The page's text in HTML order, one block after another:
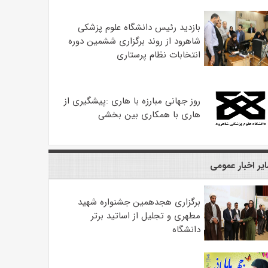
بازدید رئیس دانشگاه علوم پزشکی
شاهرود از روند برگزاری ششمین دوره
انتخابات نظام پرستاری
روز جهانی مبارزه با هاری :پیشگیری از
هاری با همکاری بین بخشی
اخبار عمومی
برگزاری هجدهمین جشنواره شهید
مطهری و تجلیل از اساتید برتر
دانشگاه